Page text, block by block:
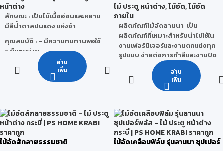
เฟอร์นิเจอร์, งาน TOP โต๊ะ
ปอนด์ ก็จะสามารถอยู่ได้
ประโยชน์: ใช้ทำบ้านเรือน,เครื่อง
เรือนเฉพาะที่มีราคาถูก ๆ สร้าง
บ้านใช้ทำฝา ทำฝ้าหรือส่วนที่ไม่
ต้องรับน้ำหนัก นิยมใช้กันเพราะ
ราคาถูกและหาง่าย
หน้าต่าง
ลักษณะ : เป็นไม้เนื้ออ่อนและหยาบ
มีสีน้ำตาลปนแดง แห่งช้า
คุณสมบัติ : - มีความทนทานพอใช้
- ยืดหดง่าย
- เลื่อย ไส ผ่าง่าย
- ไม้บิดงอตามสภาพภูมิอากาศ
ไม่เรียบดีนัก หากใช้ในการก่อสร้าง
จะรับน้ำหนักมากๆไม่ได้ ใช้ในที่ต้อง
ตากแดตากฝนไม่ได้แต่ถ้าทาสี
น้ำมันป้องกันไว้ น้ำหนักต่อ 1
อ่าน
เพิ่ม
ไม้ ประตู หน้าต่าง,ไม้อัด,ไม้อัด
ภายใน
ผลิตภัณฑ์ไม้อัดลานนา เป็น
ผลิตภัณฑ์ที่เหมาะสำหรับนำไปใช้ใน
งานเฟอร์นิเจอร์และงานตกแต่งทุก
รูปแบบ ง่ายต่อการทำสีและงานปิด
ผิวต่างๆ จบงานเรียบร้อย
คุณภาพและขนาดได้มาตรฐาน
ผนวกกับการคัดสรรวัตถุดิบที่มี
ต้องการของลูกค้า รวมทั้งเป็นมิตร
กับสิ่งแวดล้อม ซี่งรุ่นไม้อัดยาง
ลานนาเกรดกาว E1 และมีไม้อัดยาง
ที่ผ่านการทดสอบตามมาตรฐาน
อ่าน
เพิ่ม
ไม้อัดสักลายธรรมชาติ
ไม้อัดเคลือบฟิล์ม รุ่นลานนา ซุปเปอร์